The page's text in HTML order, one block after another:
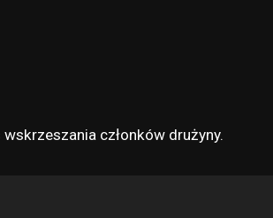
członków drużyny.